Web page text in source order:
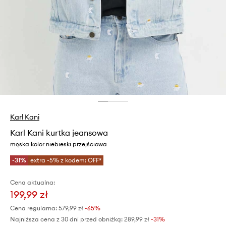
Karl Kani
Karl Kani kurtka jeansowa
męska kolor niebieski przejściowa
-31% extra -5% z kodem: OFF*
Cena aktualna:
199,99 zł
Cena regularna: 579,99 zł -65%
Najniższa cena z 30 dni przed obniżką: 289,99 zł -31%